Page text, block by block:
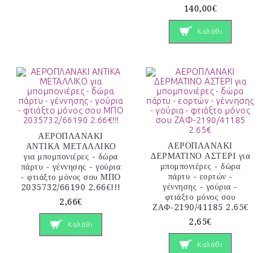
140,00€
Καλάθι
ΑΕΡΟΠΛΑΝΑΚΙ
ΑΝΤΙΚΑ ΜΕΤΑΛΛΙΚΟ
για μπομπονιέρες - δώρα
πάρτυ - γέννησης - γούρια
- φτιάξτο μόνος σου ΜΠΟ
2035732/66190 2.66€!!!
2,66€
Καλάθι
ΑΕΡΟΠΛΑΝΑΚΙ
ΔΕΡΜΑΤΙΝΟ ΑΣΤΕΡΙ για
μπομπονιέρες - δώρα
πάρτυ - εορτών -
γέννησης - γούρια -
φτιάξτο μόνος σου
ΖΑΦ-2190/41185 2.65€
2,65€
Καλάθι